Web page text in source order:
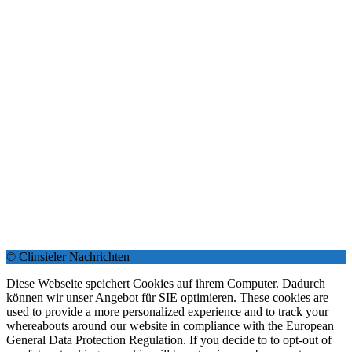
© Clinsieler Nachrichten
Diese Webseite speichert Cookies auf ihrem Computer. Dadurch
können wir unser Angebot für SIE optimieren. These cookies are
used to provide a more personalized experience and to track your
whereabouts around our website in compliance with the European
General Data Protection Regulation. If you decide to to opt-out of